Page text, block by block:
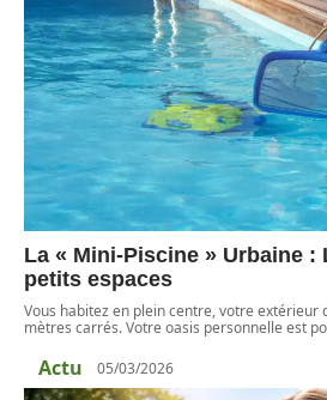
La « Mini-Piscine » Urbaine :
petits espaces
Vous habitez en plein centre, votre extérieur
mètres carrés. Votre oasis personnelle est
Actu 05/03/2026